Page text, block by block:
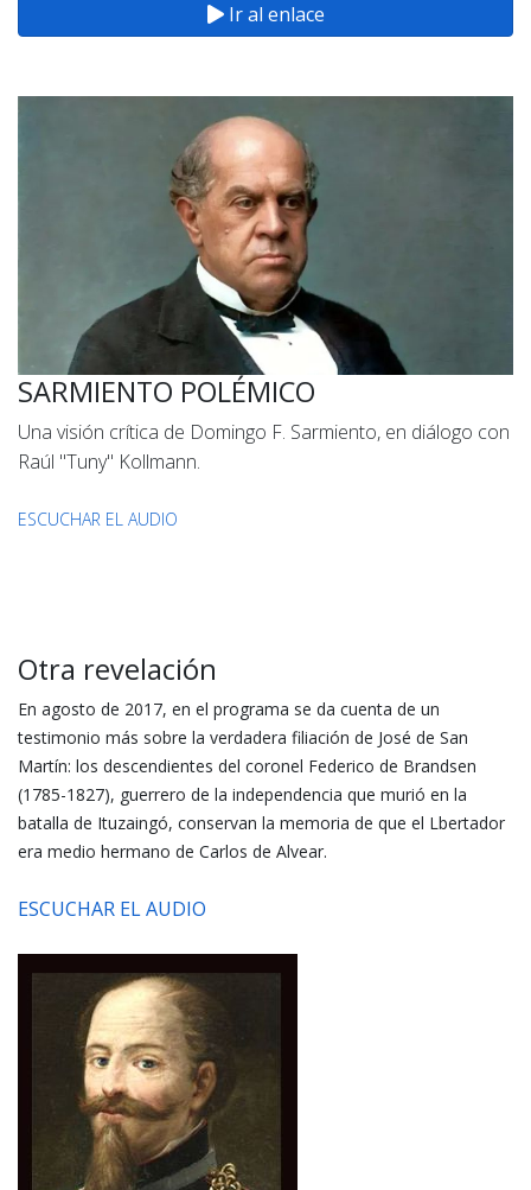
Ir al enlace
SARMIENTO POLÉMICO
Una visión crítica de Domingo F. Sarmiento, en diálogo con
Raúl "Tuny" Kollmann.
ESCUCHAR EL AUDIO
Otra revelación
En agosto de 2017, en el programa se da cuenta de un
testimonio más sobre la verdadera filiación de José de San
Martín: los descendientes del coronel Federico de Brandsen
(1785-1827), guerrero de la independencia que murió en la
batalla de Ituzaingó, conservan la memoria de que el Lbertador
era medio hermano de Carlos de Alvear.
ESCUCHAR EL AUDIO